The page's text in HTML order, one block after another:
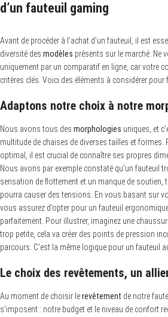
d’un fauteuil gaming
Avant de procéder à l’achat d’un fauteuil, il est
diversité des modèles présents sur le marché. Ne
uniquement par un comparatif en ligne, car votre
critères clés. Voici des éléments à considérer pour
Adaptons notre choix à notre
Nous avons tous des morphologies uniques, et
multitude de chaises de diverses tailles et
optimal, il est crucial de connaître ses propres
Nous avons par exemple constaté qu’un fauteuil
sensation de flottement et un manque de soutien,
pourra causer des tensions. En vous basant sur
vous assurez d’opter pour un fauteuil
parfaitement. Pour illustrer, imaginez une
trop petite, cela va créer des points de pression
parcours. C’est la même logique pour un fauteuil
Le choix des revêtements, un
Au moment de choisir lerevêtement de notre
s’imposent : notre budget et le niveau de confort